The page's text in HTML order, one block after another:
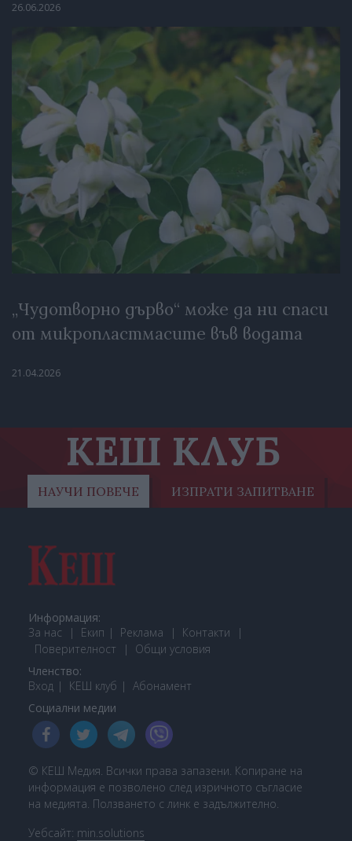
26.06.2026
„Чудотворно дърво“ може да ни спаси
от микропластмасите във водата
21.04.2026
КЕШ КЛУБ
НАУЧИ ПОВЕЧЕ ИЗПРАТИ ЗАПИТВАНЕ
Информация:
За нас
Екип Реклама
Контакти
Поверителност
Общи условия
Членство:
Вход
КЕШ клуб Абонамент
Социални медии
© КЕШ Медия. Всички права запазени. Копиране на
информация е позволено след изричното съгласие
на медията. Ползването с линк е задължително.
Уебсайт: min.solutions